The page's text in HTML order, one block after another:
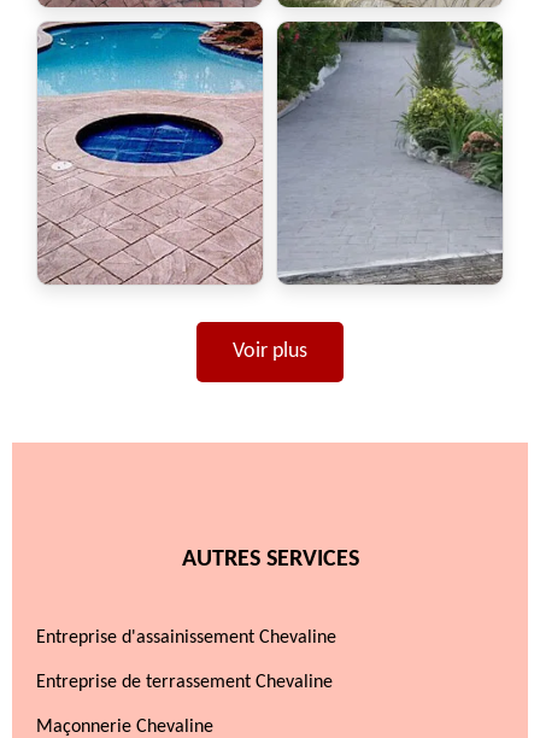
Voir plus
AUTRES SERVICES
Entreprise d'assainissement Chevaline
Entreprise de terrassement Chevaline
Maçonnerie Chevaline